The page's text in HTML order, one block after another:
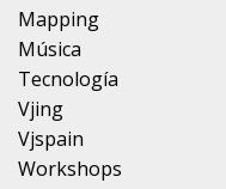
Mapping
Música
Tecnología
Vjing
Vjspain
Workshops